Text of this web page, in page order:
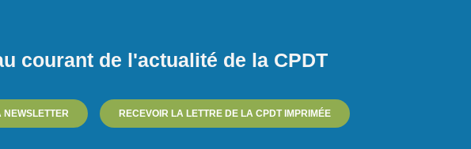
courant de l'actualité de la CPDT
RECEVOIR LA LETTRE DE LA CPDT IMPRIMÉE